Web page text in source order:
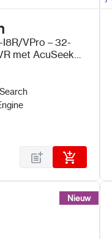
VPro – 32-
met AcuSeek
Nieuw
Nieuw